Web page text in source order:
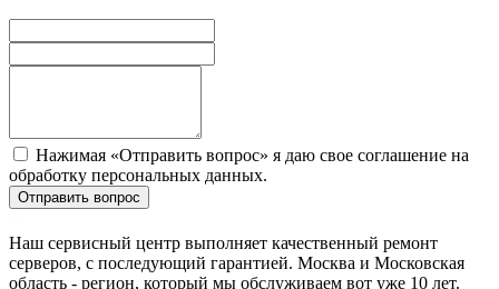
Нажимая «Отправить вопрос» я даю свое соглашение на
обработку персональных данных.
Отправить вопрос
Наш сервисный центр выполняет качественный ремонт
серверов, с последующий гарантией. Москва и Московская
область - регион, который мы обслуживаем вот уже 10 лет.